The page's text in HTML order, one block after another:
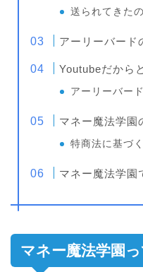
送られてきた
アーリーバード
Youtubeだから
アーリーバー
マネー魔法学園
特商法に基づ
マネー魔法学園
マネー魔法学園っ